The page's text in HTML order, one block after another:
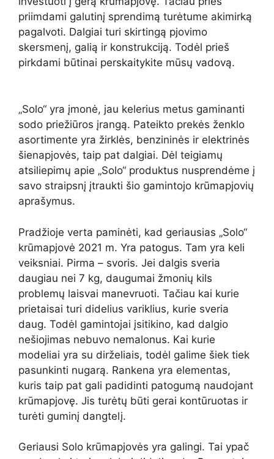
priimdami galutinį sprendimą turėtume akimirką
pagalvoti. Dalgiai turi skirtingą pjovimo
skersmenį, galią ir konstrukciją. Todėl prieš
pirkdami būtinai perskaitykite mūsų vadovą.
„Solo“ yra įmonė, jau kelerius metus gaminanti
sodo priežiūros įrangą. Pateikto prekės ženklo
asortimente yra žirklės, benzininės ir elektrinės
šienapjovės, taip pat dalgiai. Dėl teigiamų
atsiliepimų apie „Solo“ produktus nusprendėme į
savo straipsnį įtraukti šio gamintojo krūmapjovių
aprašymus.
Pradžioje verta paminėti, kad geriausias „Solo“
krūmapjovė 2021 m. Yra patogus. Tam yra keli
veiksniai. Pirma – svoris. Jei dalgis sveria
daugiau nei 7 kg, daugumai žmonių kils
problemų laisvai manevruoti. Tačiau kai kurie
prietaisai turi didelius variklius, kurie sveria
daug. Todėl gamintojai įsitikino, kad dalgio
nešiojimas nebuvo nemalonus. Kai kurie
modeliai yra su dirželiais, todėl galime šiek tiek
pasunkinti nugarą. Rankena yra elementas,
kuris taip pat gali padidinti patogumą naudojant
krūmapjovę. Jis turėtų būti gerai kontūruotas ir
turėti guminį dangtelį.
Geriausi Solo krūmapjovės yra galingi. Tai ypač